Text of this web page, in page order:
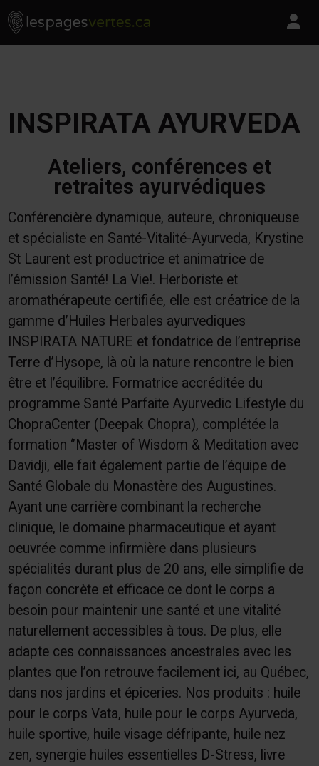
Skip to content
Les Pages Vertes - Go to homepage
INSPIRATA AYURVEDA
Ateliers, conférences et
retraites ayurvédiques
Conférencière dynamique, auteure, chroniqueuse
et spécialiste en Santé-Vitalité-Ayurveda, Krystine
St Laurent est productrice et animatrice de
l’émission Santé! La Vie!. Herboriste et
aromathérapeute certifiée, elle est créatrice de la
gamme d’Huiles Herbales ayurvediques
INSPIRATA NATURE et fondatrice de l’entreprise
Terre d’Hysope, là où la nature rencontre le bien
être et l’équilibre. Formatrice accréditée du
programme Santé Parfaite Ayurvedic Lifestyle du
ChopraCenter (Deepak Chopra), complétée la
formation ‘’Master of Wisdom & Meditation avec
Davidji, elle fait également partie de l’équipe de
Santé Globale du Monastère des Augustines.
Ayant une carrière combinant la recherche
clinique, le domaine pharmaceutique et ayant
oeuvrée comme infirmière dans plusieurs
spécialités durant plus de 20 ans, elle simplifie de
façon concrète et efficace ce dont le corps a
besoin pour maintenir une santé et une vitalité
naturellement accessibles à tous. De plus, elle
adapte ces connaissances ancestrales avec les
plantes que l’on retrouve facilement ici, au Québec,
dans nos jardins et épiceries. Nos produits : huile
pour le corps Vata, huile pour le corps Ayurveda,
huile sportive, huile visage défripante, huile nez
zen, synergie huiles essentielles D-Stress, livre